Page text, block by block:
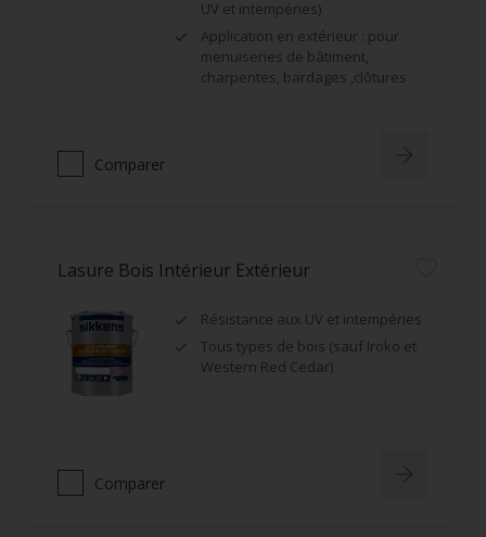
UV et intempéries)
Application en extérieur : pour
menuiseries de bâtiment,
charpentes, bardages ,clôtures
Comparer
Lasure Bois Intérieur Extérieur
Résistance aux UV et intempéries
Tous types de bois (sauf Iroko et
Western Red Cedar)
Comparer